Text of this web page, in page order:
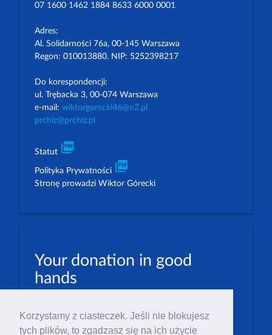
Korzystamy z ciasteczek. Jeśli nie blokujesz
tych plików, to zgadzasz się na ich użycie
07 1600 1462 1884 8633 6000 0001
Adres:
Al. Solidarności 76a, 00-145 Warszawa
Regon: 010013880. NIP: 5252398217
Do korespondencji:
ul. Trębacka 3, 00-074 Warszawa
e-mail: wiktorgorecki46@o2.pl
prchiz@prchiz.pl
Statut picture_as_pdf
Polityka Prywatności picture_as_pdf
Stronę prowadzi Wiktor Górecki
Your donation in good
hands
EUR: 23 1600 1462 1884 8633 6000 0004